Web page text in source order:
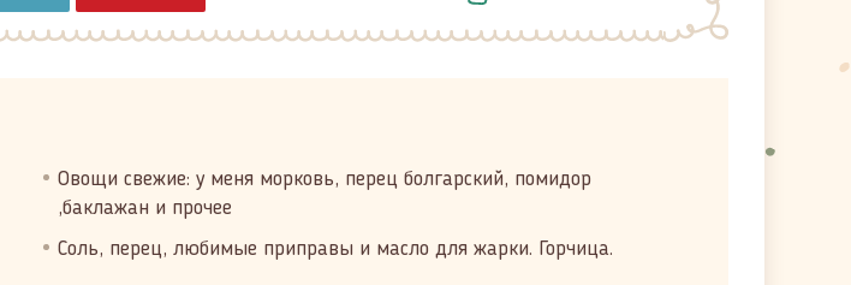
Овощи свежие: у меня морковь, перец болгарский, помидор
,баклажан и прочее
Соль, перец, любимые приправы и масло для жарки. Горчица.